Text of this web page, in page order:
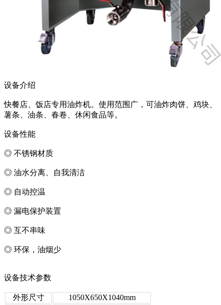
设备介绍
快餐店、饭店专用油炸机。使用范围广，可油炸肉饼、鸡块、
薯条、油条、春卷、休闲食品等。
设备性能
◎ 不锈钢材质
◎ 油水分离、自我清洁
◎ 自动控温
◎ 漏电保护装置
◎ 互不串味
◎ 环保，油烟少
设备技术参数
外形尺寸
1050X650X1040mm